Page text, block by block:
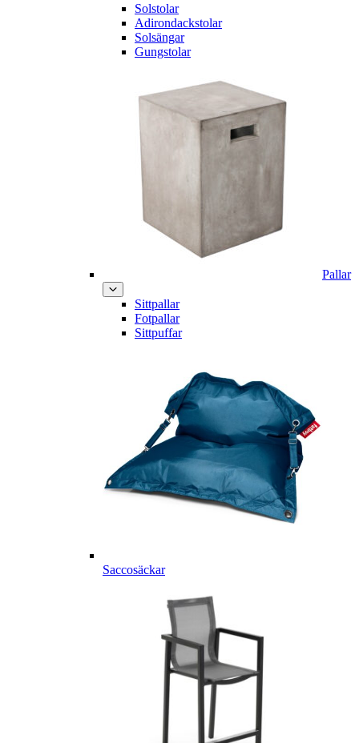
Solstolar
Adirondackstolar
Solsängar
Gungstolar
Pallar
Sittpallar
Fotpallar
Sittpuffar
Saccosäckar